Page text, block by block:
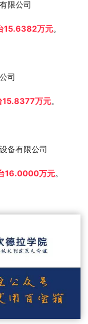
限公司
15.6382万元。
司
15.8377万元。
备有限公司
16.0000万元。